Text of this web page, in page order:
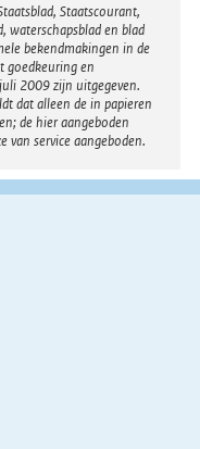
Staatscourant,
waterschapsblad en blad
bekendmakingen in de
goedkeuring en
2009 zijn uitgegeven.
dat alleen de in papieren
de hier aangeboden
van service aangeboden.